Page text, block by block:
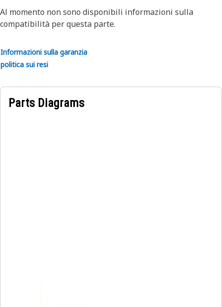
Al momento non sono disponibili informazioni sulla
compatibilità per questa parte.
Informazioni sulla garanzia
politica sui resi
Parts Diagrams